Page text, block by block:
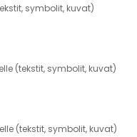
symbolit, kuvat)
(tekstit, symbolit, kuvat)
(tekstit, symbolit, kuvat)